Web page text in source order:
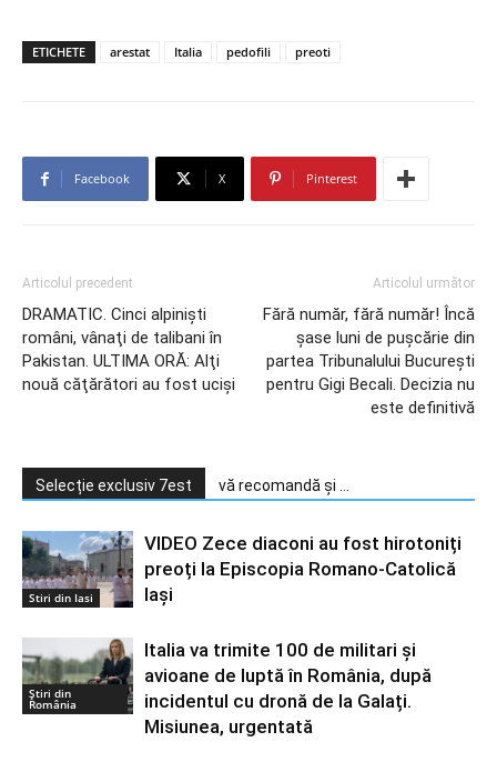
ETICHETE arestat Italia pedofili preoti
Facebook X Pinterest
Articolul precedent
DRAMATIC. Cinci alpinişti
români, vânaţi de talibani în
Pakistan. ULTIMA ORĂ: Alţi
nouă căţărători au fost ucişi
Articolul următor
Fără număr, fără număr! Încă
şase luni de puşcărie din
partea Tribunalului Bucureşti
pentru Gigi Becali. Decizia nu
este definitivă
Selecție exclusiv 7est vă recomandă și ...
Stiri din Iasi
VIDEO Zece diaconi au fost hirotoniți
preoți la Episcopia Romano-Catolică
Iași
Știri din
România
Italia va trimite 100 de militari și
avioane de luptă în România, după
incidentul cu dronă de la Galați.
Misiunea, urgentată